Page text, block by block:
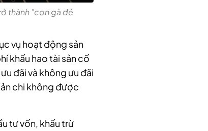
thành "con gà đẻ
vụ hoạt động sản
khấu hao tài sản cố
đãi và không ưu đãi
chi không được
tư vốn, khấu trừ